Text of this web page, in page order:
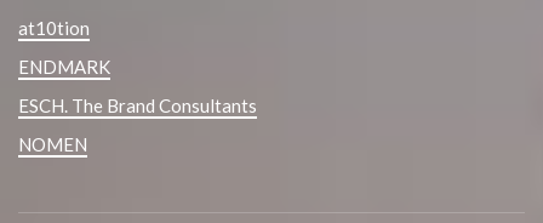
at10tion
ENDMARK
ESCH. The Brand Consultants
NOMEN